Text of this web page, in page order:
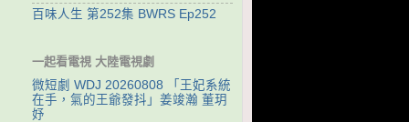
百味人生 第252集 BWRS Ep252
一起看電視 大陸電視劇
微短劇 WDJ 20260808 「王妃系統
在手，氣的王爺發抖」姜竣瀚 董玥
妤